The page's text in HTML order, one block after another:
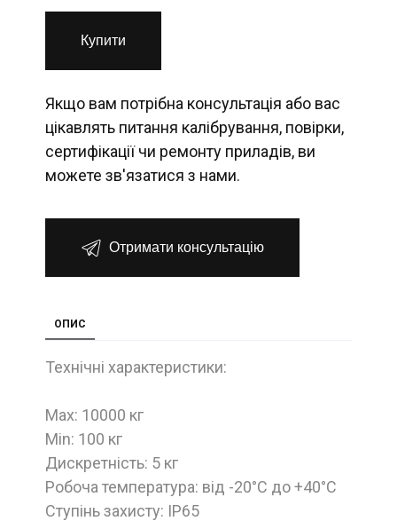
Купити
Якщо вам потрібна консультація або вас
цікавлять питання калібрування, повірки,
сертифікації чи ремонту приладів, ви
можете зв'язатися з нами.
Отримати консультацію
ОПИС
Технічні характеристики:
Max: 10000 кг
Min: 100 кг
Дискретність: 5 кг
Робоча температура: від -20°С до +40°С
Ступінь захисту: IP65